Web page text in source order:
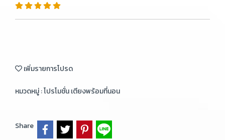
เพิ่มรายการโปรด
หมวดหมู่ :โปรโมชั่น เตียงพร้อมที่นอน
Share